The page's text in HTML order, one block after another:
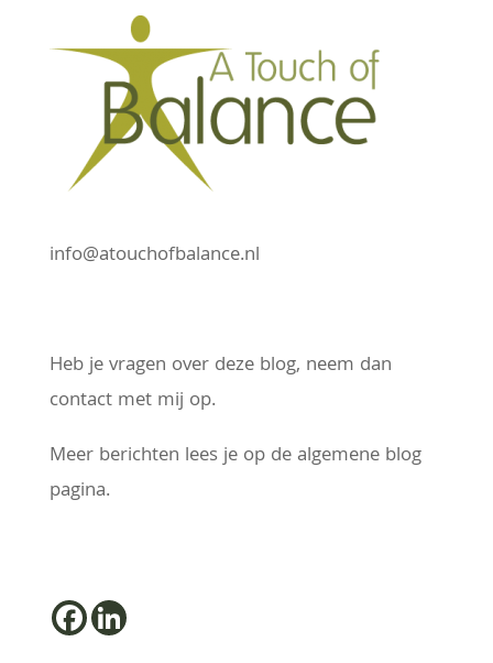
info@atouchofbalance.nl
Heb je vragen over deze blog, neem dan
contact met mij op.
Meer berichten lees je op de algemene blog
pagina.